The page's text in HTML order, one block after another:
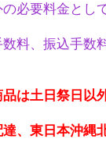
の必要料金とし
料、振込手数
は土日祭日以
、東日本沖縄